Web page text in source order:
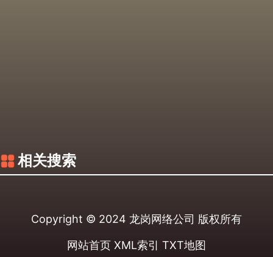
相关搜索
Copyright © 2024 龙岗网络公司 版权所有
网站首页 XML索引 TXT地图